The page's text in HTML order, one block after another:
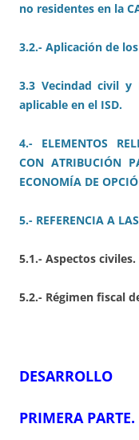
no residentes en la
3.2.- Aplicación de
3.3 Vecindad civil y
aplicable en el ISD.
4.- ELEMENTOS
CON ATRIBUCIÓN
ECONOMÍA DE
5.- REFERENCIA A
5.1.- Aspectos civiles.
5.2.- Régimen fiscal
DESARROLLO
PRIMERA